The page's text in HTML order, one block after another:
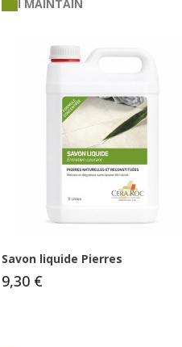
I MAINTAIN
Savon liquide Pierres
9,30 €